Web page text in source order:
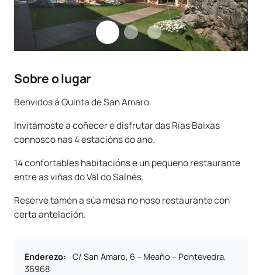
Sobre o lugar
Benvidos á Quinta de San Amaro
Invitámoste a coñecer e disfrutar das Rías Baixas
connosco nas 4 estacións do ano.
14 confortables habitacións e un pequeno restaurante
entre as viñas do Val do Salnés.
Reserve tamén a súa mesa no noso restaurante con
certa antelación.
Enderezo:
C/ San Amaro, 6 – Meaño – Pontevedra,
36968